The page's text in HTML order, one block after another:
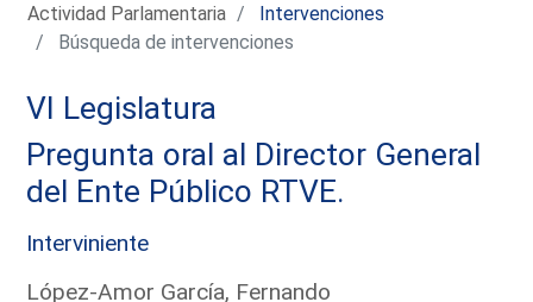
Actividad Parlamentaria
Intervenciones
Búsqueda de intervenciones
VI Legislatura
Pregunta oral al Director General
del Ente Público RTVE.
Interviniente
López-Amor García, Fernando